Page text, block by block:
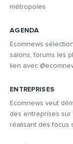
métropoles
AGENDA
Ecomnews
salons, forums les
lien avec
ENTREPRISES
Ecomnews veut
des entreprises sur
réalisant des focus